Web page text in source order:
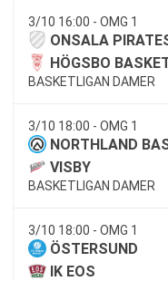
3/10 16:00 - OMG 1
ONSALA
HÖGSBO
BASKETLIGAN DAMER
3/10 18:00 - OMG 1
NORTHLAND
VISBY
BASKETLIGAN DAMER
3/10 18:00 - OMG 1
ÖSTERSUND
IK EOS